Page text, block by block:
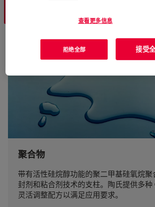
聚合物
带有活性硅烷醇功能的聚二甲基硅氧烷
封剂和粘合剂技术的支柱。陶氏提供多
灵活调整配方以满足应用要求。
查看更多信息
拒绝全部 接受